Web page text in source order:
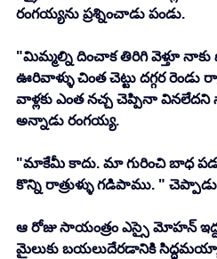
రంగయ్యను ప్రశ్నించాడు పండు.
"మిమ్మల్ని దించాక తిరిగి వెళ్తూ
ఊరివాళ్ళు చింత చెట్టు దగ్గర రెండు
వాళ్లకు ఎంత నచ్చ చెప్పినా
అన్నాడు రంగయ్య.
"మాకేమీ కాదు. మా గురించి బాధ
కొన్ని రాత్రుళ్ళు గడిపాము. "
ఆ రోజు సాయంత్రం ఎస్సై మోహన్
మైలుకు బయలుదేరడానికి